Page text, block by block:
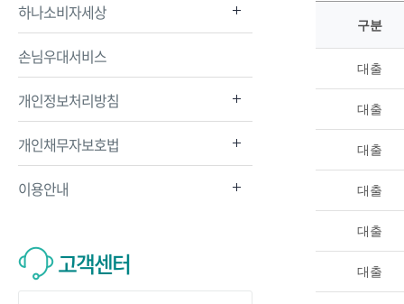
하나소비자세상
손님우대서비스
개인정보처리방침
개인채무자보호법
이용안내
고객센터
구분
대출
대출
대출
대출
대출
대출